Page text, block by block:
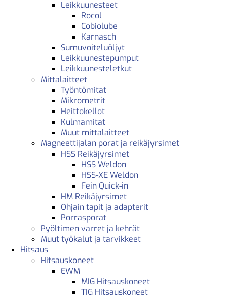
Leikkuunesteet
Rocol
Cobiolube
Karnasch
Sumuvoiteluöljyt
Leikkuunestepumput
Leikkuunesteletkut
Mittalaitteet
Työntömitat
Mikrometrit
Heittokellot
Kulmamitat
Muut mittalaitteet
Magneettijalan porat ja reikäjyrsimet
HSS Reikäjyrsimet
HSS Weldon
HSS-XE Weldon
Fein Quick-in
HM Reikäjyrsimet
Ohjain tapit ja adapterit
Porrasporat
Pyöltimen varret ja kehrät
Muut työkalut ja tarvikkeet
Hitsaus
Hitsauskoneet
EWM
MIG Hitsauskoneet
TIG Hitsauskoneet